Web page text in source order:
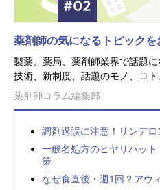
薬剤師の気になるトピック
製薬、薬局、薬剤師業界で話題
技術、新制度、話題のモノ、コ
薬剤師コラム編集部
調剤過誤に注意！リンデ
一般名処方のヒヤリハッ
策
なぜ食直後・週1回？アウ